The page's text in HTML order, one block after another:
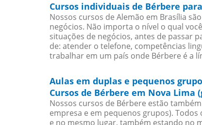
Cursos individuais de Bérbere
Nossos cursos de Alemão em Brasília
negócios. Não importa o nível o qual
situações de negócios, antes de passar
de: atender o telefone, competências
trabalhar em um país onde Bérbere é a
Aulas em duplas e pequenos
Cursos de Bérbere em Nova Lima
Nossos cursos de Bérbere estão
empresa e em pequenos grupos).
e no mesmo lugar, também estando no